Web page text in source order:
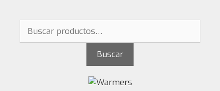
contenido
Buscar
por:
Buscar